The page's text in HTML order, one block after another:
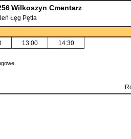
Wilkoszyn Cmentarz
Łęg Pętla
13:00 14:30